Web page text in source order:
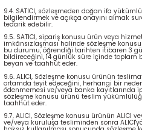
9.4. SATICI, sözleşmeden doğan ifa
bilgilendirmek ve açıkça onayını almak
tedarik edebilir.
9.5. SATICI, sipariş konusu ürün veya
imkânsızlaşması halinde sözleşme
bu durumu, öğrendiği tarihten itibaren 3
bildireceğini, 14 günlük süre içinde toplam
beyan ve taahhüt eder.
9.6. ALICI, Sözleşme konusu ürünün
ortamda teyit edeceğini, herhangi bir
ödenmemesi ve/veya banka kayıtlarında
sözleşme konusu ürünü teslim
taahhüt eder.
9.7. ALICI, Sözleşme konusu ürünün ALICI
ve/veya kuruluşa tesliminden sonra